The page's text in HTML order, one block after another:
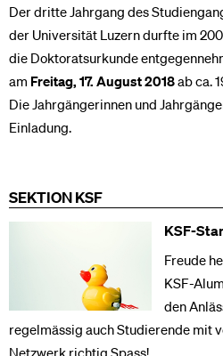
Der dritte Jahrgang des
der Universität Luzern durfte im
die Doktoratsurkunde
am Freitag, 17. August 2018ab ca.
Die Jahrgängerinnen und
Einladung.
SEKTION KSF
KSF-
Freude
KSF-
den
regelmässig auch Studierende mit
Netzwerk richtig Spass!